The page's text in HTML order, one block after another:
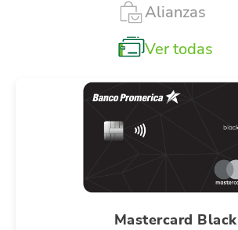
Alianzas
Ver todas
Mastercard Black